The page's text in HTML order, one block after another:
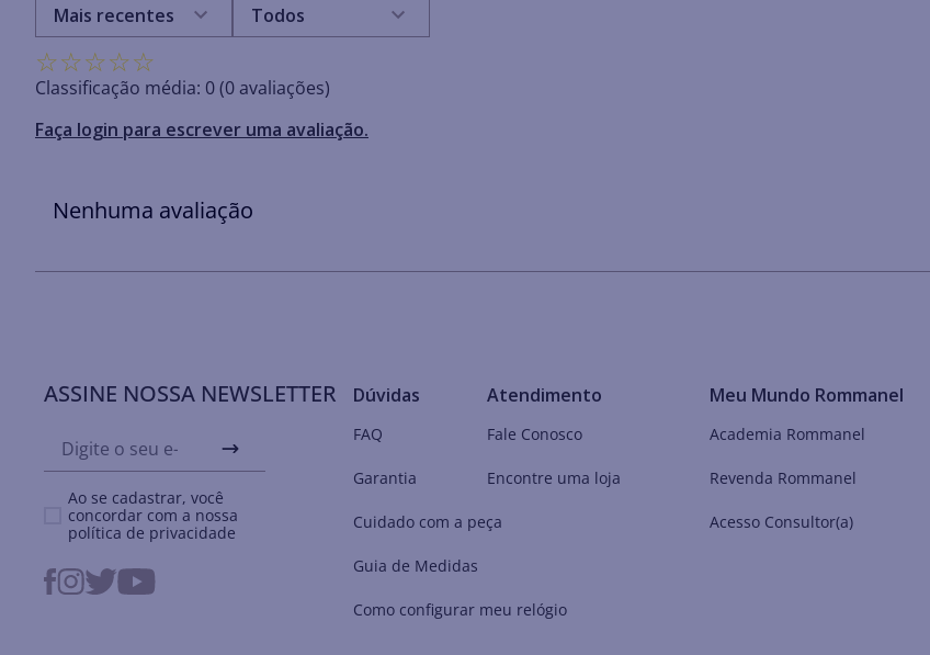
☆☆☆☆☆
Classificação média: 0(0 avaliações)
Faça login para escrever uma avaliação.
Mais recentes Todos
Nenhuma avaliação
ASSINE NOSSA NEWSLETTER
Ao se cadastrar, você
concordar com a nossa
política de privacidade
Dúvidas
FAQ
Garantia
Cuidado com a peça
Guia de Medidas
Como configurar meu relógio
Atendimento
Fale Conosco
Encontre uma loja
Meu Mundo Rommanel
Academia Rommanel
Revenda Rommanel
Acesso Consultor(a)